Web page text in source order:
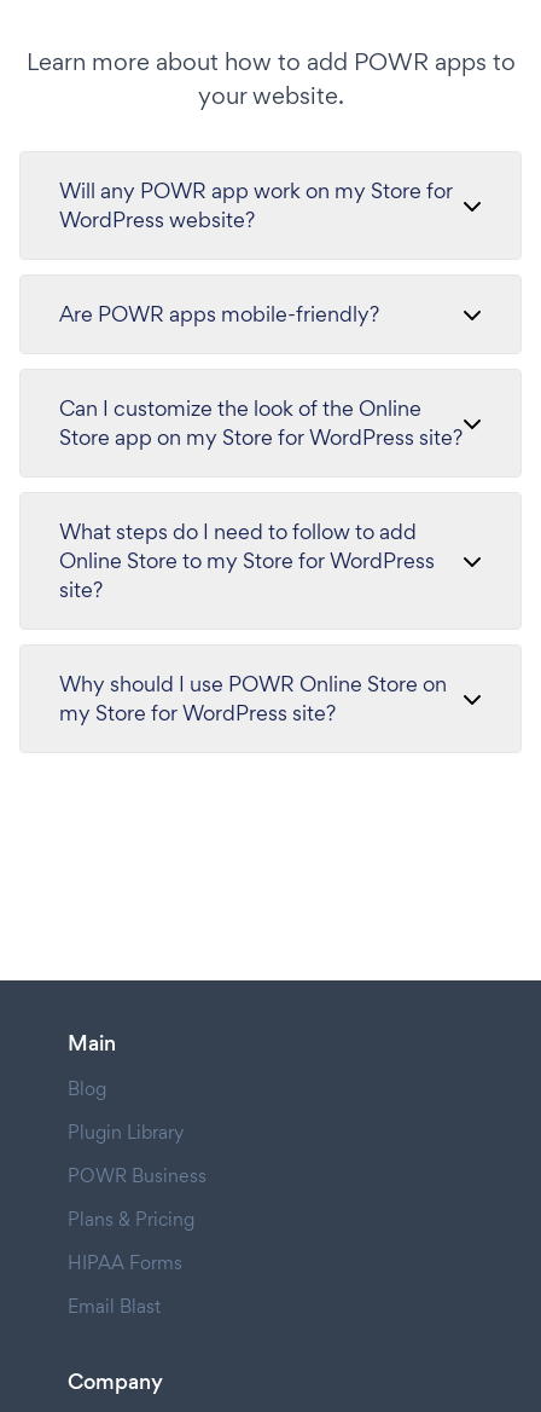
Learn more about how to add POWR apps to
your website.
Will any POWR app work on my Store for
WordPress website?
Are POWR apps mobile-friendly?
Can I customize the look of the Online
Store app on my Store for WordPress site?
What steps do I need to follow to add
Online Store to my Store for WordPress
site?
Why should I use POWR Online Store on
my Store for WordPress site?
Main
Blog
Plugin Library
POWR Business
Plans & Pricing
HIPAA Forms
Email Blast
Company